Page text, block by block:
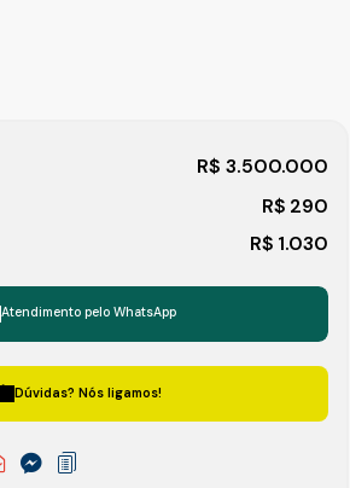
R$ 3.500.000
R$ 290
R$ 1.030
Atendimento pelo WhatsApp
Dúvidas? Nós ligamos!